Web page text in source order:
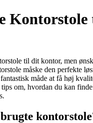
til dit kontor, men
måske den perfekte
måde at få høj
om, hvordan du kan